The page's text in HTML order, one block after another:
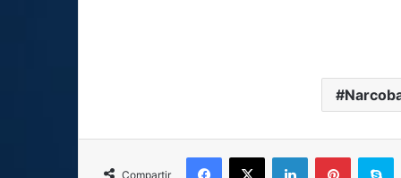
Compartir
Facebook
X LinkedInPinterest